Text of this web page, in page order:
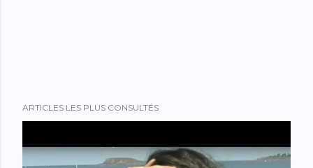
ARTICLES LES PLUS CONSULTÉS